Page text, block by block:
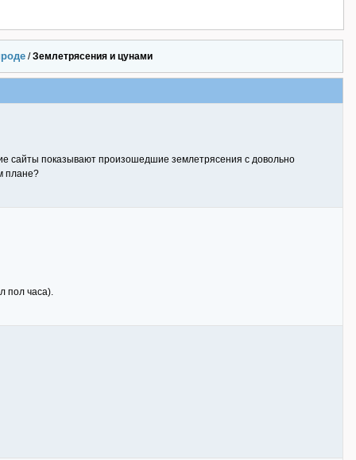
/Землетрясения и цунами
сайты показывают произошедшие землетрясения с довольно
плане?
пол часа).